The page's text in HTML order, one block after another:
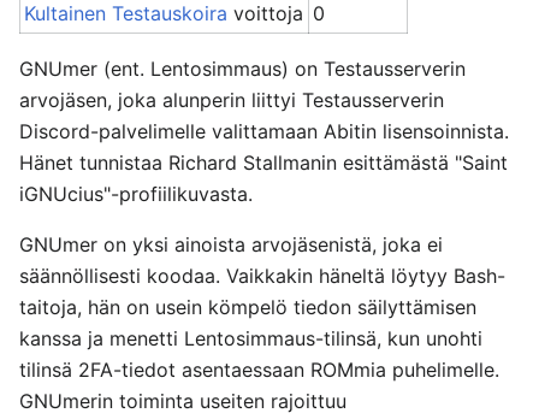
Kultainen Testauskoira voittoja 0
GNUmer (ent. Lentosimmaus) on Testausserverin
arvojäsen, joka alunperin liittyi Testausserverin
Discord-palvelimelle valittamaan Abitin lisensoinnista.
Hänet tunnistaa Richard Stallmanin esittämästä "Saint
iGNUcius"-profiilikuvasta.
GNUmer on yksi ainoista arvojäsenistä, joka ei
säännöllisesti koodaa. Vaikkakin häneltä löytyy Bash-
taitoja, hän on usein kömpelö tiedon säilyttämisen
kanssa ja menetti Lentosimmaus-tilinsä, kun unohti
tilinsä 2FA-tiedot asentaessaan ROMmia puhelimelle.
GNUmerin toiminta useiten rajoittuu